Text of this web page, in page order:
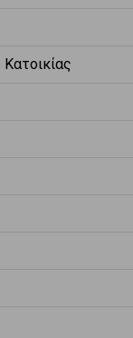
Κατοικίας